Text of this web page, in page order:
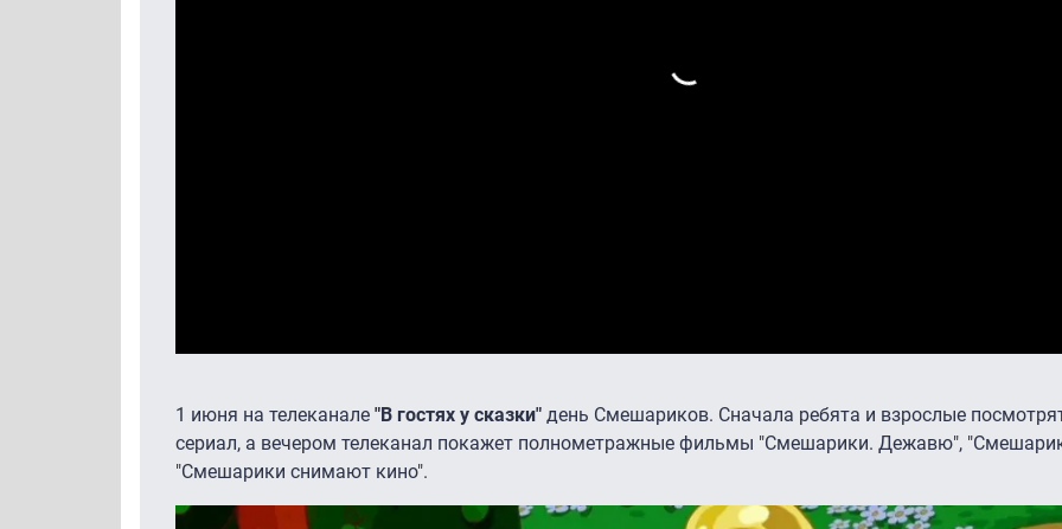
1 июня на телеканале "В гостях у сказки" день Смешариков. Сначала ребята и взрослые
сериал, а вечером телеканал покажет полнометражные фильмы "Смешарики. Дежавю",
"Смешарики снимают кино".